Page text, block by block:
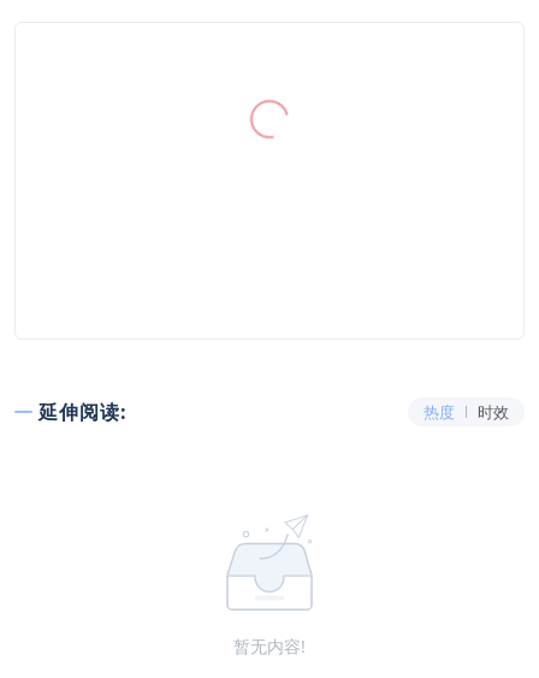
延伸阅读: 热度 时效
暂无内容!